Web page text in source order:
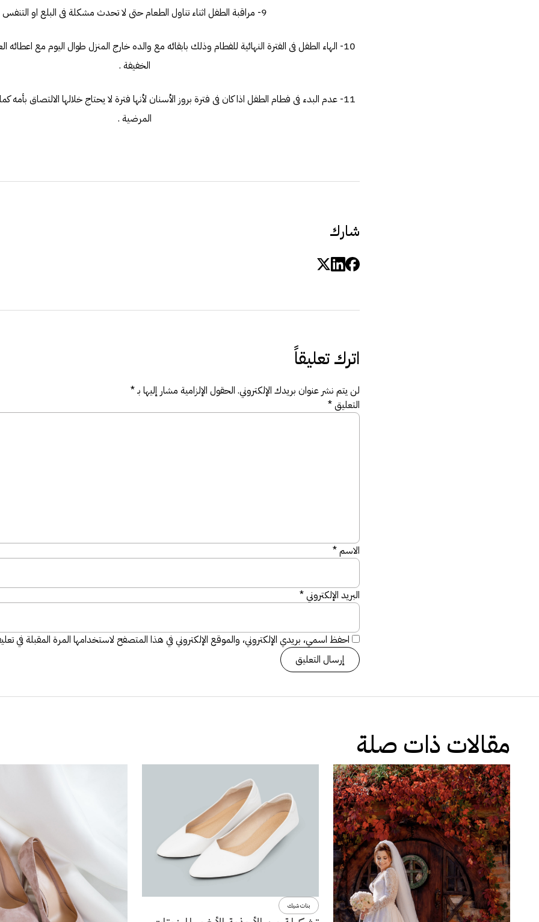
9- مراقبة الطفل اثناء تناول الطعام حتى لا تحدث مشكلة فى البلع او التنفس
10- الهاء الطفل فى الفترة النهائية للفطام وذلك بابقائه مع والده خارج المنزل طوال اليوم مع اعطائه
الخفيفة .
11- عدم البدء فى فطام الطفل اذا كان فى فترة بروز الأسنان لأنها فترة لا يحتاج خلالها الالتصاق
المرضية .
شارك
اترك تعليقاً
لن يتم نشر عنوان بريدك الإلكتروني. الحقول الإلزامية مشار إليها بـ*
التعليق*
الاسم*
البريد الإلكتروني*
احفظ اسمي، بريدي الإلكتروني، والموقع الإلكتروني في هذا المتصفح لاستخدامها المرة المقبلة في
مقالات ذات صلة
بنات شيك